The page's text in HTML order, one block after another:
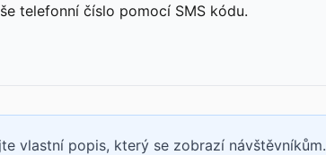
telefonní číslo pomocí SMS kódu.
vlastní popis, který se zobrazí návštěvníkům.